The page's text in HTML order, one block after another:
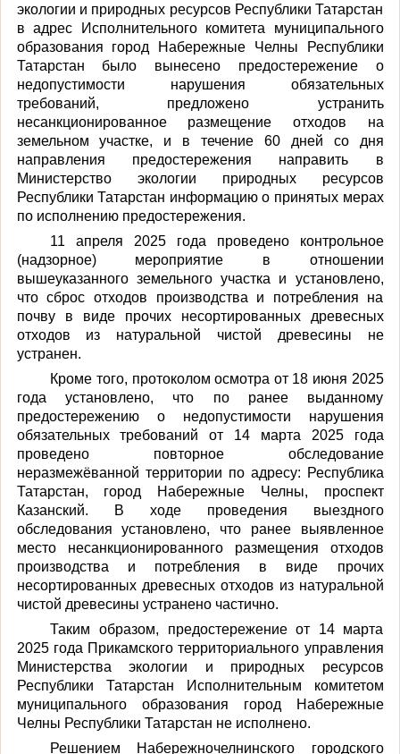
экологии и природных ресурсов Республики Татарстан
в адрес
Исполнительного комитета муниципального
образования город Набережные Челны Республики
Татарстан было вынесено предостережение о
недопустимости нарушения обязательных
требований, предложено устранить
несанкционированное размещение отходов на
земельном участке, и в течение 60 дней со дня
направления предостережения направить в
Министерство экологии природных ресурсов
Республики Татарстан информацию о принятых мерах
по исполнению предостережения.
11 апреля 2025 года проведено контрольное
(надзорное) мероприятие в отношении
вышеуказанного земельного участка и установлено,
что сброс отходов производства и потребления на
почву в виде прочих несортированных древесных
отходов из натуральной чистой древесины не
устранен.
Кроме того, протоколом осмотра от 18 июня 2025
года установлено, что по ранее выданному
предостережению о недопустимости нарушения
обязательных требований от 14 марта 2025 года
проведено повторное обследование
неразмежёванной территории по адресу: Республика
Татарстан, город Набережные Челны, проспект
Казанский. В ходе проведения выездного
обследования установлено, что ранее выявленное
место несанкционированного размещения отходов
производства и потребления в виде прочих
несортированных древесных отходов из натуральной
чистой древесины устранено частично.
Таким образом, предостережение от 14 марта
2025 года Прикамского территориального управления
Министерства экологии и природных ресурсов
Республики Татарстан Исполнительным комитетом
муниципального образования город Набережные
Челны Республики Татарстан не исполнено.
Решением Набережночелнинского городского